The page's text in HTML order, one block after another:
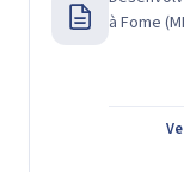
à Fome